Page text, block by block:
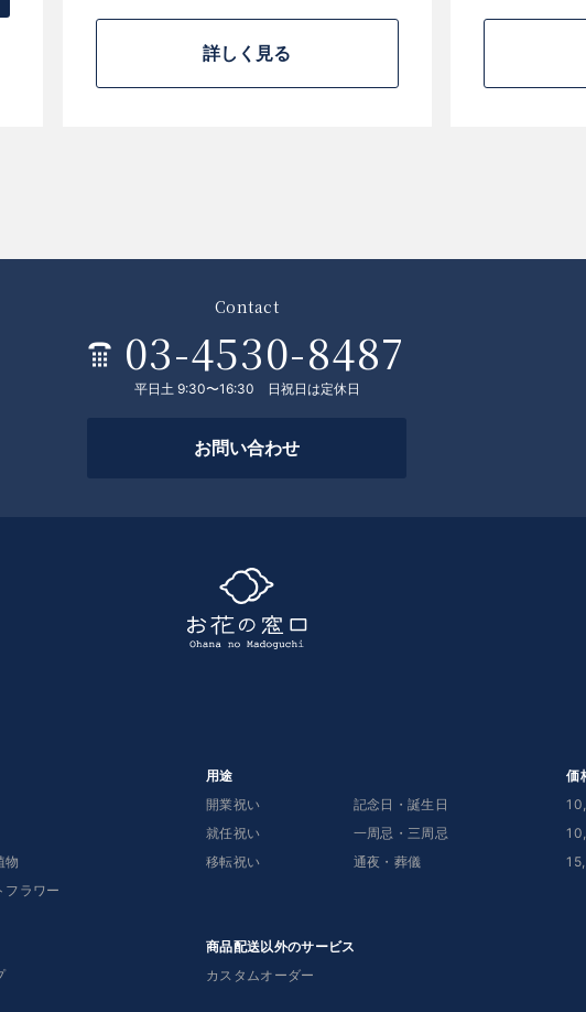
詳しく見る
Contact
03-4530-8487
平日土 9:30〜16:30 日祝日は定休日
お問い合わせ
物
フラワー
用途
開業祝い
就任祝い
移転祝い
記念日・誕生日
一周忌・三周忌
通夜・葬儀
価
商品配送以外のサービス
カスタムオーダー